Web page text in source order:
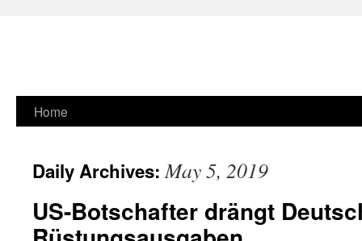
Skip
content
Home
Daily Archives:May 5, 2019
US-Botschafter drängt